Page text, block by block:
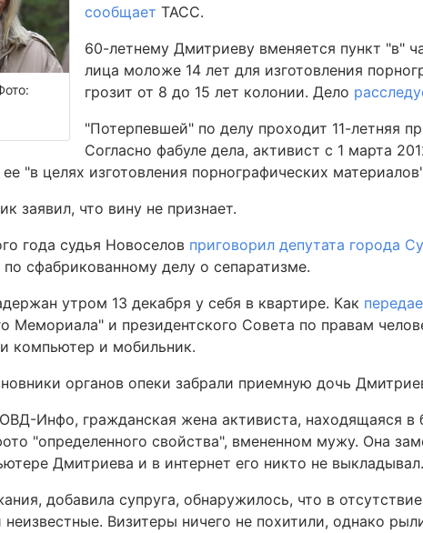
сообщает ТАСС.
60-летнему Дмитриеву вменяется пункт "в"
лица моложе 14 лет для изготовления
грозит от 8 до 15 лет колонии. Дело
"Потерпевшей" по делу проходит 11-летняя
Согласно фабуле дела, активист с 1 марта
"в целях изготовления порнографических
заявил, что вину не признает.
года судья Новоселов приговорил депутата города
сфабрикованному делу о сепаратизме.
утром 13 декабря у себя в квартире. Как
Мемориала" и президентского Совета по правам
компьютер и мобильник.
органов опеки забрали приемную дочь
ОВД-Инфо, гражданская жена активиста, находящаяся в
"определенного свойства", вмененном мужу. Она
Дмитриева и в интернет его никто не выкладывал.
добавила супруга, обнаружилось, что в
неизвестные. Визитеры ничего не похитили, однако